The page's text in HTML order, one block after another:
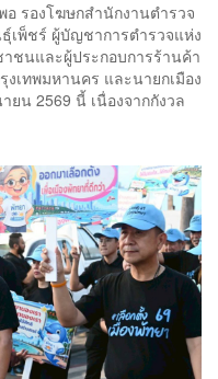
รองโฆษกสำนักงานตำรวจ
เพ็ชร์ ผู้บัญชาการตำรวจแห่ง
ชนและผู้ประกอบการร้านค้า
งเทพมหานคร และนายกเมือง
น 2569 นี้ เนื่องจากกังวล